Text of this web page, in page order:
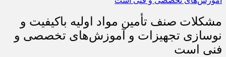
مشکلات صنف تأمین مواد اولیه باکیفیت و
نوسازی تجهیزات و آموزش‌های تخصصی و
فنی است